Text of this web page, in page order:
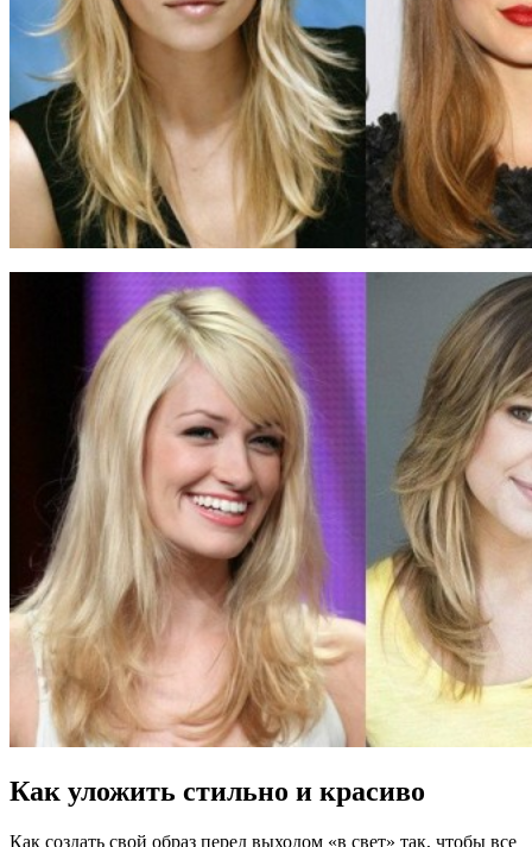
Как уложить стильно и красиво
Как создать свой образ перед выходом «в свет» так, чтобы все